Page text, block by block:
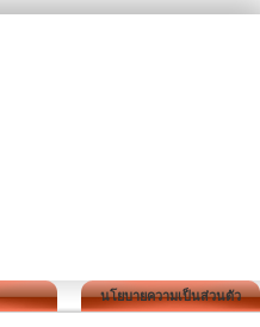
นโยบายความเป็นส่วนตัว